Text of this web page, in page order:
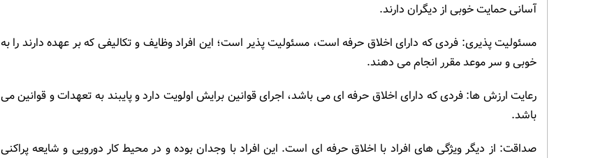
آسانی حمایت خوبی از دیگران دارند.
مسئولیت پذیری: فردی که دارای اخلاق حرفه است، مسئولیت پذیر است؛ این افراد وظایف و تکالیفی که بر عهده دارند را به
خوبی و سر موعد مقرر انجام می دهند.
رعایت ارزش ها: فردی که دارای اخلاق حرفه ای می باشد، اجرای قوانین برایش اولویت دارد و پایبند به تعهدات و قوانین می
باشد.
صداقت: از دیگر ویژگی های افراد با اخلاق حرفه ای است. این افراد با وجدان بوده و در محیط کار دورویی و شایعه پراکنی